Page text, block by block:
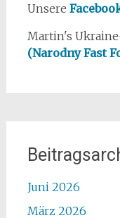
Unsere
Martin's
(Narodny Fast
Juni 2026
März 2026